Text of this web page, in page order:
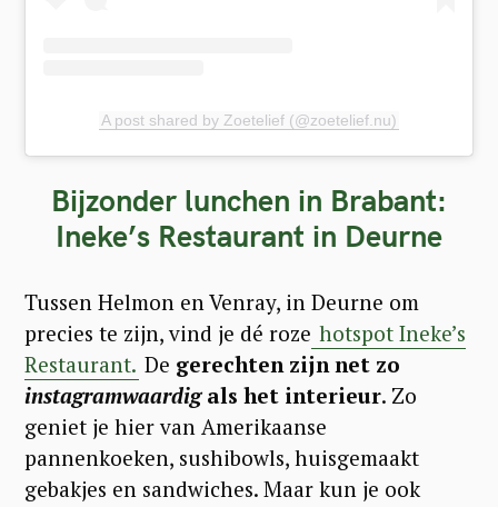
A post shared by Zoetelief (@zoetelief.nu)
Bijzonder lunchen in Brabant:
Ineke’s Restaurant in Deurne
Tussen Helmon en Venray, in Deurne om
precies te zijn, vind je dé roze hotspot Ineke’s
Restaurant. De gerechten zijn net zo
instagramwaardigals het interieur. Zo
geniet je hier van Amerikaanse
pannenkoeken, sushibowls, huisgemaakt
gebakjes en sandwiches. Maar kun je ook
S
e